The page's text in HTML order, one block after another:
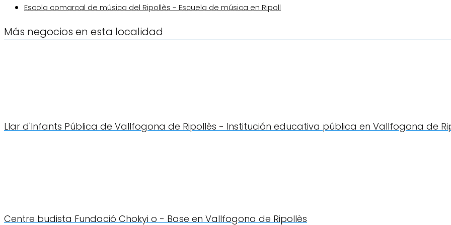
Escola comarcal de música del Ripollès - Escuela de música en Ripoll
Más negocios en esta localidad
Llar d'Infants Pública de Vallfogona de Ripollès - Institución educativa pública en Vallfogona de
Centre budista Fundació Chokyi o - Base en Vallfogona de Ripollès